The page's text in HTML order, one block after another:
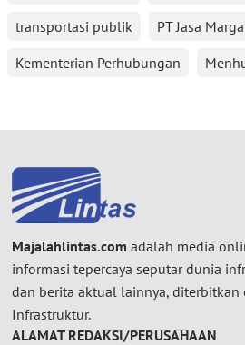
transportasi publik
PT Jasa Marga
Kementerian Perhubungan
Majalahlintas.com adalah media
informasi tepercaya seputar dunia
dan berita aktual lainnya, diterbitkan
Infrastruktur.
ALAMAT REDAKSI/PERUSAHAAN